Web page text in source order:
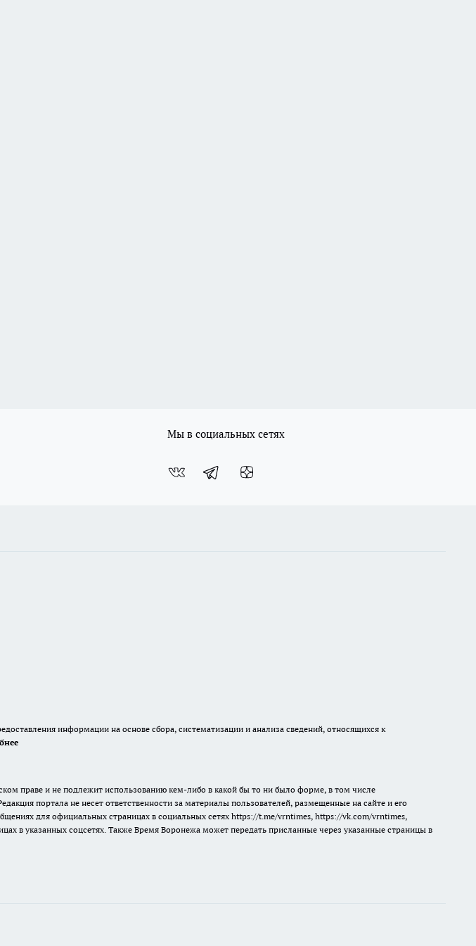
Мы в социальных сетях
информации на основе сбора, систематизации и анализа сведений, относящихся к
праве и не подлежит использованию кем-либо в какой бы то ни было форме, в том числе
портала не несет ответственности за материалы пользователей, размещенные на сайте и его
для официальных страницах в социальных сетях https://t.me/vrntimes, https://vk.com/vrntimes,
в указанных соцсетях. Также Время Воронежа может передать присланные через указанные страницы в